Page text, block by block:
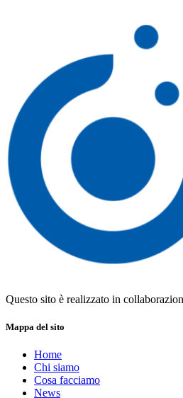
Questo sito è realizzato in
Mappa del sito
Home
Chi siamo
Cosa facciamo
News